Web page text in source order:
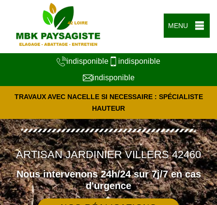
MENU
indisponible
indisponible
indisponible
TRAVAUX AVEC NACELLE SI NECESSAIRE : SPÉCIALISTE
HAUTEUR
ARTISAN JARDINIER VILLERS 42460
Nous intervenons 24h/24 sur 7j/7 en cas
d'urgence